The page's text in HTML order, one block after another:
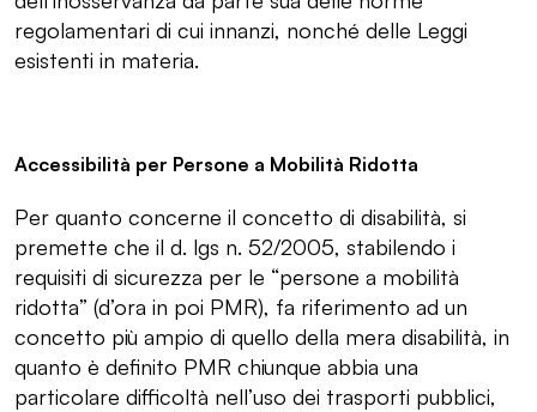
regolamentari di cui innanzi, nonché delle Leggi
esistenti in materia.
Accessibilità per Persone a Mobilità Ridotta
Per quanto concerne il concetto di disabilità, si
premette che il d. lgs n. 52/2005, stabilendo i
requisiti di sicurezza per le “persone a mobilità
ridotta” (d’ora in poi PMR), fa riferimento ad un
concetto più ampio di quello della mera disabilità, in
quanto è definito PMR chiunque abbia una
particolare difficoltà nell’uso dei trasporti pubblici,